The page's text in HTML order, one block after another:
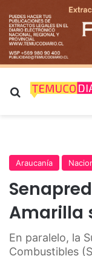
Buscar por
Araucanía
Amarilla
En paralelo, la
Combustibles